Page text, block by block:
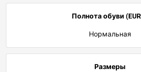
Полнота обуви
Нормальная
Размеры